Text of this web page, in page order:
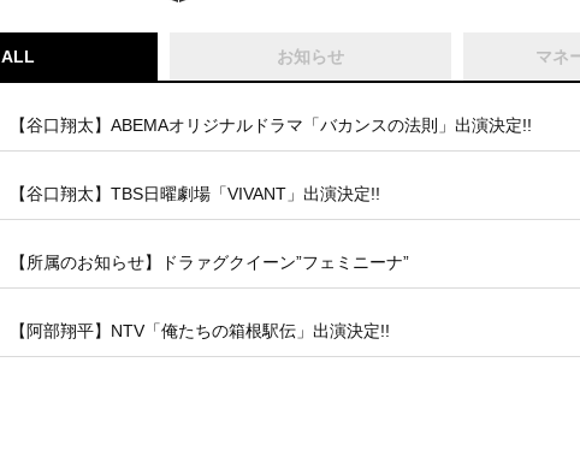
ALL お知らせ マネ
【谷口翔太】ABEMAオリジナルドラマ「バカンスの法則」出演決定!!
【谷口翔太】TBS日曜劇場「VIVANT」出演決定!!
【所属のお知らせ】ドラァグクイーン”フェミニーナ”
【阿部翔平】NTV「俺たちの箱根駅伝」出演決定!!